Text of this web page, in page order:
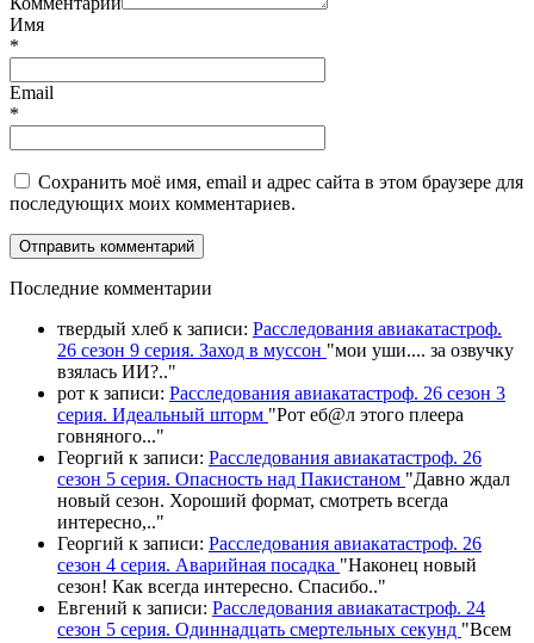
Имя
*
Email
*
Сохранить моё имя, email и адрес сайта в этом браузере для
последующих моих комментариев.
Последние комментарии
твердый хлеб к записи: Расследования авиакатастроф.
26 сезон 9 серия. Заход в муссон "мои уши.... за озвучку
взялась ИИ?.."
рот к записи: Расследования авиакатастроф. 26 сезон 3
серия. Идеальный шторм "Рот еб@л этого плеера
говняного..."
Георгий к записи: Расследования авиакатастроф. 26
сезон 5 серия. Опасность над Пакистаном "Давно ждал
новый сезон. Хороший формат, смотреть всегда
интересно,.."
Георгий к записи: Расследования авиакатастроф. 26
сезон 4 серия. Аварийная посадка "Наконец новый
сезон! Как всегда интересно. Спасибо.."
Евгений к записи: Расследования авиакатастроф. 24
сезон 5 серия. Одиннадцать смертельных секунд "Всем